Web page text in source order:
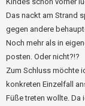
Das nackt am Strand
gegen andere
Noch mehr als in
posten. Oder nicht?!?
Zum Schluss möchte
konkreten Einzelfall
Füße treten wollte. Da